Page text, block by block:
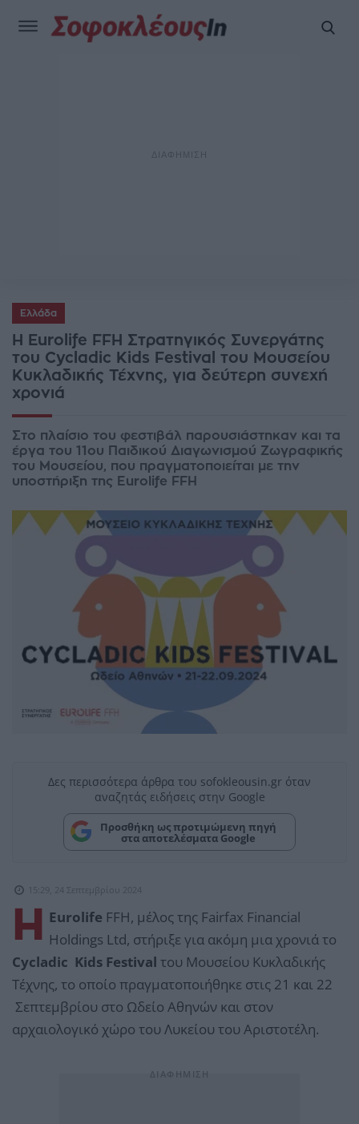
Ελλάδα
H Eurolife FFH Στρατηγικός Συνεργάτης
του Cycladic Kids Festival του Μουσείου
Κυκλαδικής Τέχνης, για δεύτερη συνεχή
χρονιά
Στο πλαίσιο του φεστιβάλ παρουσιάστηκαν και τα
έργα του 11ου Παιδικού Διαγωνισμού Ζωγραφικής
του Μουσείου, που πραγματοποιείται με την
υποστήριξη της Eurolife FFH
Δες περισσότερα άρθρα του sofokleousin.gr όταν
αναζητάς ειδήσεις στην Google
Προσθήκη ως προτιμώμενη πηγή
στα αποτελέσματα Google
15:29, 24 Σεπτεμβρίου 2024
Η Eurolife FFH, μέλος της Fairfax Financial
Holdings Ltd, στήριξε για ακόμη μια χρονιά το
Cycladic Kids Festival του Μουσείου Κυκλαδικής
Τέχνης, το οποίο πραγματοποιήθηκε στις 21 και 22
Σεπτεμβρίου στο Ωδείο Αθηνών και στον
αρχαιολογικό χώρο του Λυκείου του Αριστοτέλη.